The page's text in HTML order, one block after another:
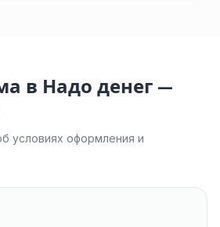
в Надо денег —
условиях оформления и